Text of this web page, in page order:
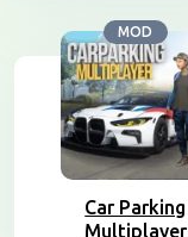
MOD
Car Parking
Multiplayer